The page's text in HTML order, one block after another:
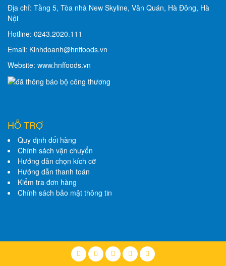
Địa chỉ: Tầng 5, Tòa nhà New Skyline, Văn Quán, Hà Đông, Hà
Nội
Hotline: 0243.2020.111
Email: Kinhdoanh@hnffoods.vn
Website: www.hnffoods.vn
HỖ TRỢ
Quy định đổi hàng
Chính sách vận chuyển
Hướng dẫn chọn kích cỡ
Hướng dẫn thanh toán
Kiểm tra đơn hàng
Chính sách bảo mật thông tin